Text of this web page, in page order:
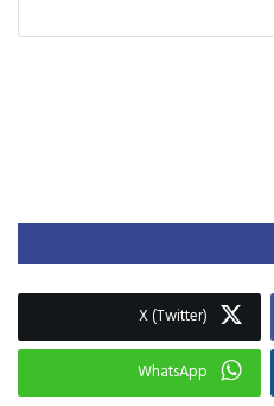
X (Twitter)
WhatsApp